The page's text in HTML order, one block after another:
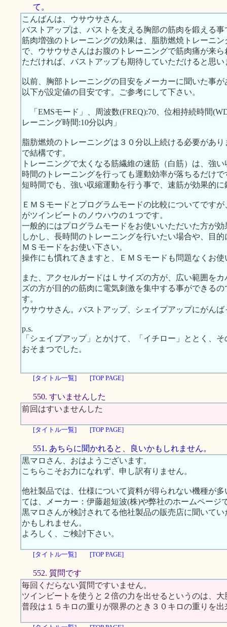
て。
こんばんは、ウサウサさん。
バストアップは、バストを支える胸部の筋肉を鍛える
筋肉増強のトレーニングの効果は、脂肪燃焼トレーニ
で、ウサウサさんはお腹のトレーニングで筋肉痛が来
ただければ、バストアップも期待していただけると思い
以前、胸部トレーニングの目安をメーカーに聞いた事が
以下が設定値の目安です。ご参考にして下さい。
「EMSモード」、周波数(FREQ):70、位相持続時間
レーニング時間:10分以内」
脂肪燃焼のトレーニングは３０分以上続ける必要があ
で結構です。
トレーニングで太くなる筋繊維の速筋（白筋）は、強
時間のトレーニングを行っても運動効率が落ちるだけで
短時間でも、強い収縮運動を行う事で、速筋が効果的
ＥＭＳモードとプログラムモードの比較についてです
がツインビートのノウハウの１つです。
一般的にはプログラムモードをお使いいただいた方が効
しかし、長時間のトレーニングを行いたい場合や、目
ＭＳモードをお使い下さい。
操作にも慣れてきますと、ＥＭＳモードも問題なくお
また、アクセルガードはＬサイズの方が、広い範囲を
ズの方が目的の筋肉に電気刺激を集中する事ができる
す。
ウサウサさん。バストアップ、シェイプアップにがん
p.s.
「シェイプアップ」とかけて、「イチロー」ととく、
おそまつでした。
[タイトル一覧] [TOP PAGE]
550. すいませんした
前回はすいませんした
[タイトル一覧] [TOP PAGE]
551. あちらに聞かれると、良いかもしれません。
黒マロさん、おはようございます。
こちらこそお力になれず、申し訳有りません。
他社製品では、仕様について資料が得られない機種が
ては、メーカー：伊藤超短波(株)や弊社のホームページ
黒マロさんが検討されてる他社製品の販売店に聞いて
かもしれません。
よろしく、ご検討下さい。
[タイトル一覧] [TOP PAGE]
552. 質問です
毎回くだらない質問ですいません。
ツインビートを使うと２倍の力を出せるというのは、
普段は１５キロの重りが限界のとき３０キロの重りを